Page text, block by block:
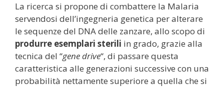
La ricerca si propone di combattere la Malaria
servendosi dell’ingegneria genetica per alterare
le sequenze del DNA delle zanzare, allo scopo di
produrre esemplari sterili in grado, grazie alla
tecnica del “gene drive“, di passare questa
caratteristica alle generazioni successive con una
probabilità nettamente superiore a quella che si